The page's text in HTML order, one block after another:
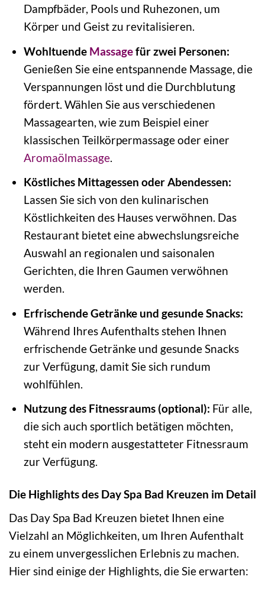
Dampfbäder, Pools und Ruhezonen, um
Körper und Geist zu revitalisieren.
Wohltuende Massagefür zwei Personen:
Genießen Sie eine entspannende Massage, die
Verspannungen löst und die Durchblutung
fördert. Wählen Sie aus verschiedenen
Massagearten, wie zum Beispiel einer
klassischen Teilkörpermassage oder einer
Aromaölmassage.
Köstliches Mittagessen oder Abendessen:
Lassen Sie sich von den kulinarischen
Köstlichkeiten des Hauses verwöhnen. Das
Restaurant bietet eine abwechslungsreiche
Auswahl an regionalen und saisonalen
Gerichten, die Ihren Gaumen verwöhnen
werden.
Erfrischende Getränke und gesunde Snacks:
Während Ihres Aufenthalts stehen Ihnen
erfrischende Getränke und gesunde Snacks
zur Verfügung, damit Sie sich rundum
wohlfühlen.
Nutzung des Fitnessraums (optional): Für alle,
die sich auch sportlich betätigen möchten,
steht ein modern ausgestatteter Fitnessraum
zur Verfügung.
Die Highlights des Day Spa Bad Kreuzen im Detail
Das Day Spa Bad Kreuzen bietet Ihnen eine
Vielzahl an Möglichkeiten, um Ihren Aufenthalt
zu einem unvergesslichen Erlebnis zu machen.
Hier sind einige der Highlights, die Sie erwarten: